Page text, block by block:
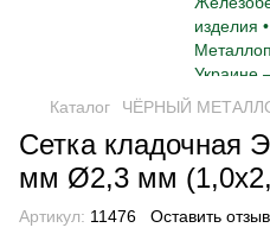
Каталог ЧЁРНЫЙ
Сетка кладочная
мм Ø2,3 мм
Артикул: 11476 Оставить отзыв